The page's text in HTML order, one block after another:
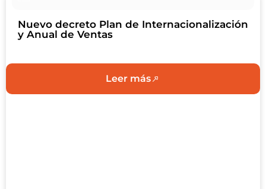
Nuevo decreto Plan de Internacionalización
y Anual de Ventas
Leer más